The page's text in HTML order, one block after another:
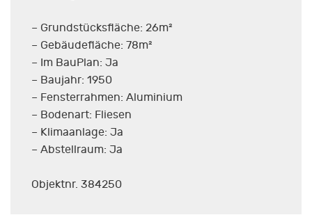
– Grundstücksfläche: 26m²
– Gebäudefläche: 78m²
– Im BauPlan: Ja
– Baujahr: 1950
– Fensterrahmen: Aluminium
– Bodenart: Fliesen
– Klimaanlage: Ja
– Abstellraum: Ja
Objektnr. 384250